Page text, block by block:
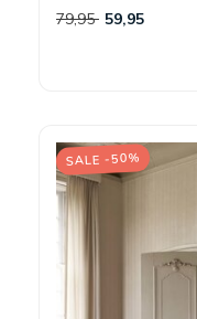
79,95 59,95
SALE -50%